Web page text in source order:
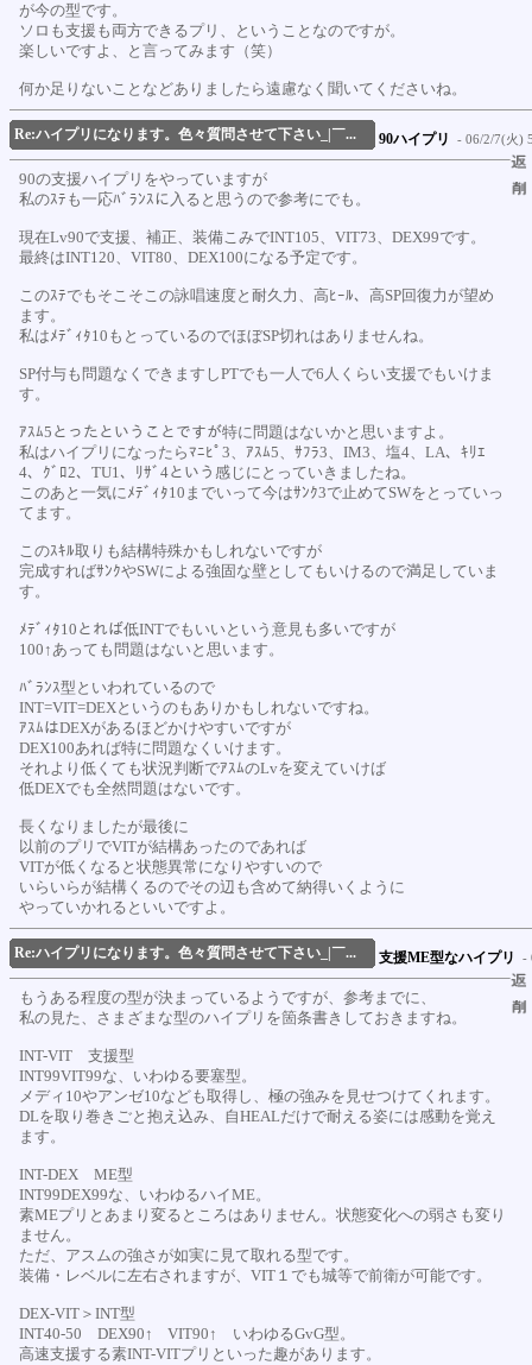
が今の型です。
ソロも支援も両方できるプリ、ということなのですが。
楽しいですよ、と言ってみます（笑）
何か足りないことなどありましたら遠慮なく聞いてくださいね。
Re:ハイプリになります。色々質問させて下さい_|￣... 90ハイプリ - 06/2/7(火)
90の支援ハイプリをやっていますが
私のｽﾃも一応ﾊﾞﾗﾝｽに入ると思うので参考にでも。
現在Lv90で支援、補正、装備こみでINT105、VIT73、DEX99です。
最終はINT120、VIT80、DEX100になる予定です。
このｽﾃでもそこそこの詠唱速度と耐久力、高ﾋｰﾙ、高SP回復力が望め
ます。
私はﾒﾃﾞｨﾀ10もとっているのでほぼSP切れはありませんね。
SP付与も問題なくできますしPTでも一人で6人くらい支援でもいけま
す。
ｱｽﾑ5とったということですが特に問題はないかと思いますよ。
私はハイプリになったらﾏﾆﾋﾟ3、ｱｽﾑ5、ｻﾌﾗ3、IM3、塩4、LA、ｷﾘｴ
4、ｸﾞﾛ2、TU1、ﾘｻﾞ4という感じにとっていきましたね。
このあと一気にﾒﾃﾞｨﾀ10までいって今はｻﾝｸ3で止めてSWをとっていっ
てます。
このｽｷﾙ取りも結構特殊かもしれないですが
完成すればｻﾝｸやSWによる強固な壁としてもいけるので満足していま
す。
ﾒﾃﾞｨﾀ10とれば低INTでもいいという意見も多いですが
100↑あっても問題はないと思います。
ﾊﾞﾗﾝｽ型といわれているので
INT=VIT=DEXというのもありかもしれないですね。
ｱｽﾑはDEXがあるほどかけやすいですが
DEX100あれば特に問題なくいけます。
それより低くても状況判断でｱｽﾑのLvを変えていけば
低DEXでも全然問題はないです。
長くなりましたが最後に
以前のプリでVITが結構あったのであれば
VITが低くなると状態異常になりやすいので
いらいらが結構くるのでその辺も含めて納得いくように
やっていかれるといいですよ。
Re:ハイプリになります。色々質問させて下さい_|￣... 支援ME型なハイプリ -
もうある程度の型が決まっているようですが、参考までに、
私の見た、さまざまな型のハイプリを箇条書きしておきますね。
INT-VIT 支援型
INT99VIT99な、いわゆる要塞型。
メディ10やアンゼ10なども取得し、極の強みを見せつけてくれます。
DLを取り巻きごと抱え込み、自HEALだけで耐える姿には感動を覚え
ます。
INT-DEX ME型
INT99DEX99な、いわゆるハイME。
素MEプリとあまり変るところはありません。状態変化への弱さも変り
ません。
ただ、アスムの強さが如実に見て取れる型です。
装備・レベルに左右されますが、VIT１でも城等で前衛が可能です。
DEX-VIT＞INT型
INT40-50 DEX90↑ VIT90↑ いわゆるGvG型。
高速支援する素INT-VITプリといった趣があります。